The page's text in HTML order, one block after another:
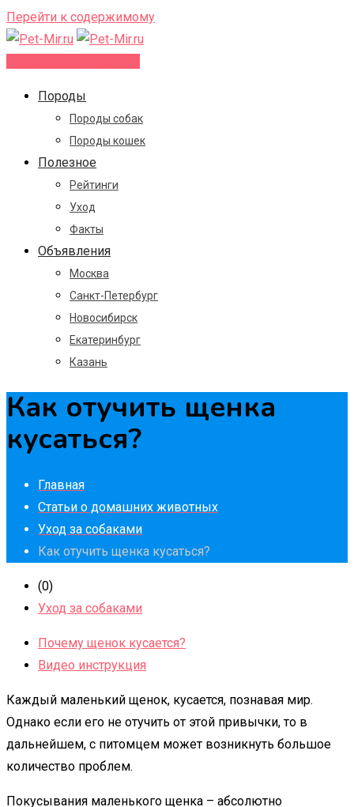
Перейти к содержимому
Породы
Породы собак
Породы кошек
Полезное
Рейтинги
Уход
Факты
Объявления
Москва
Санкт-Петербург
Новосибирск
Екатеринбург
Казань
Как отучить щенка
кусаться?
Главная
Статьи о домашних животных
Уход за собаками
Как отучить щенка кусаться?
(0)
Уход за собаками
Почему щенок кусается?
Видео инструкция
Каждый маленький щенок, кусается, познавая мир.
Однако если его не отучить от этой привычки, то в
дальнейшем, с питомцем может возникнуть большое
количество проблем.
Покусывания маленького щенка – абсолютно